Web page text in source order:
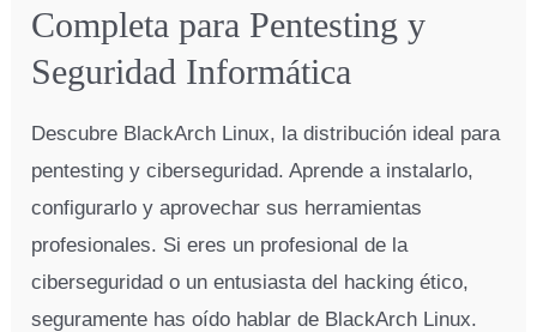
Completa para Pentesting y
Seguridad Informática
Descubre BlackArch Linux, la distribución ideal para
pentesting y ciberseguridad. Aprende a instalarlo,
configurarlo y aprovechar sus herramientas
profesionales. Si eres un profesional de la
ciberseguridad o un entusiasta del hacking ético,
seguramente has oído hablar de BlackArch Linux.